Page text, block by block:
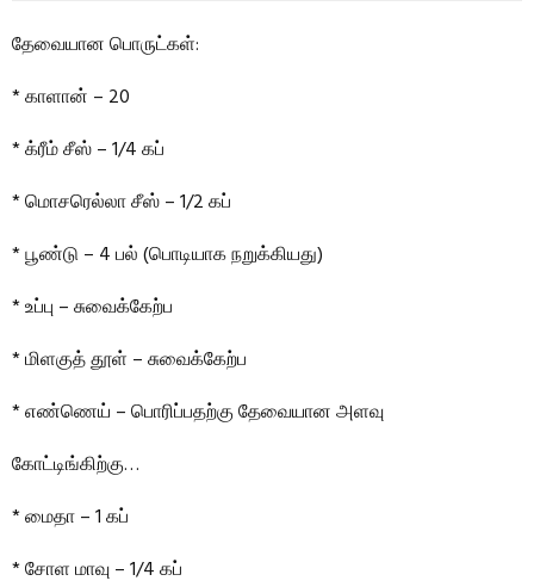
தேவையான பொருட்கள்:
* காளான் – 20
* க்ரீம் சீஸ் – 1/4 கப்
* மொசரெல்லா சீஸ் – 1/2 கப்
* பூண்டு – 4 பல் (பொடியாக நறுக்கியது)
* உப்பு – சுவைக்கேற்ப
* மிளகுத் தூள் – சுவைக்கேற்ப
* எண்ணெய் – பொரிப்பதற்கு தேவையான அளவு
கோட்டிங்கிற்கு…
* மைதா – 1 கப்
* சோள மாவு – 1/4 கப்